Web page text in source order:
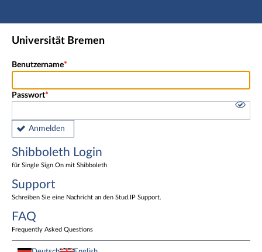
Hauptnavigation
Shibboleth Login
Universität Bremen
Benutzername
Passwort
Anmelden
Shibboleth Login
für Single Sign On mit Shibboleth
Support
Schreiben Sie eine Nachricht an den Stud.IP Support.
FAQ
Frequently Asked Questions